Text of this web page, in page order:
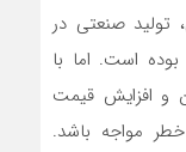
تولید صنعتی در
بوده است. اما با
و افزایش قیمت
مواجه باشد.